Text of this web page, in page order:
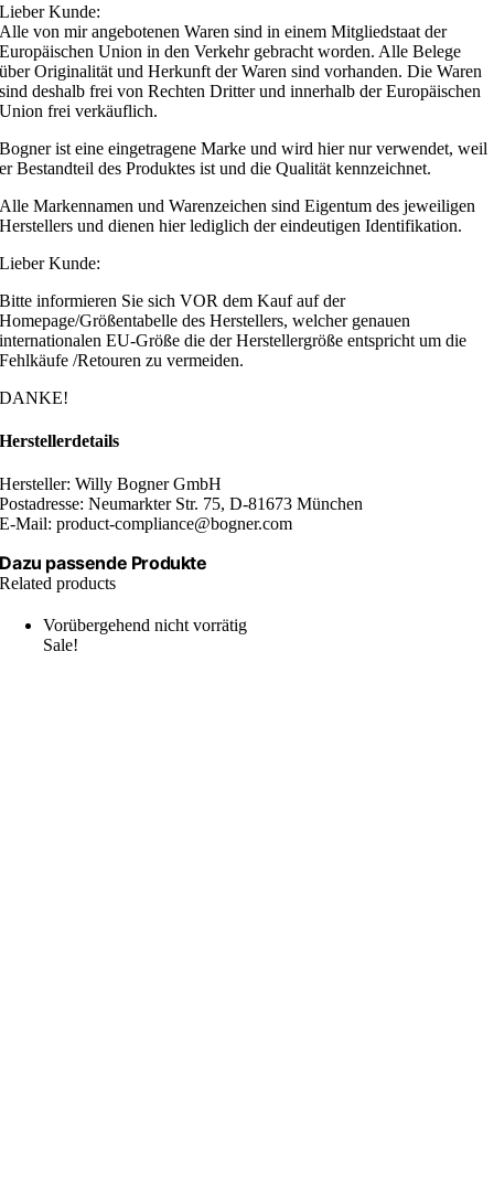
Lieber Kunde:
Alle von mir angebotenen Waren sind in einem Mitgliedstaat der
Europäischen Union in den Verkehr gebracht worden. Alle Belege
über Originalität und Herkunft der Waren sind vorhanden. Die Waren
sind deshalb frei von Rechten Dritter und innerhalb der Europäischen
Union frei verkäuflich.
Bogner ist eine eingetragene Marke und wird hier nur verwendet, weil
er Bestandteil des Produktes ist und die Qualität kennzeichnet.
Alle Markennamen und Warenzeichen sind Eigentum des jeweiligen
Herstellers und dienen hier lediglich der eindeutigen Identifikation.
Lieber Kunde:
Bitte informieren Sie sich VOR dem Kauf auf der
Homepage/Größentabelle des Herstellers, welcher genauen
internationalen EU-Größe die der Herstellergröße entspricht um die
Fehlkäufe /Retouren zu vermeiden.
DANKE!
Herstellerdetails
Hersteller: Willy Bogner GmbH
Postadresse: Neumarkter Str. 75, D-81673 München
E-Mail: product-compliance@bogner.com
Dazu passende Produkte
Related products
Vorübergehend nicht vorrätig
Sale!